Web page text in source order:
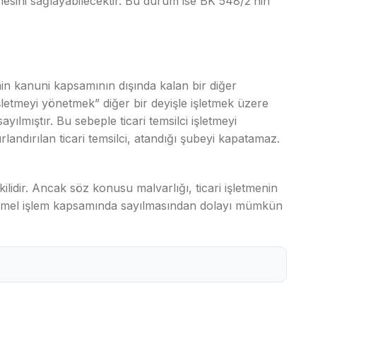
kanuni kapsamının dışında kalan bir diğer
yönetmek” diğer bir deyişle işletmek üzere
Bu sebeple ticari temsilci işletmeyi
ticari temsilci, atandığı şubeyi kapatamaz.
Ancak söz konusu malvarlığı, ticari işletmenin
işlem kapsamında sayılmasından dolayı mümkün